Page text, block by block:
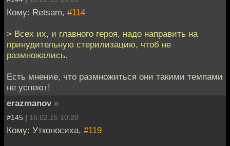
Кому: Retsam, #114
> Всех их, и главного героя, надо направить на
принудительную стерилизацию, чтоб не
размножались.
Есть мнение, что размножиться они такими темпами
не успеют!
erazmanov »
#145 | 16.02.15 10:20
Кому: Утконосиха, #119